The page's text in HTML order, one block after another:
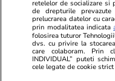
pentru Unitatea 2
Cernavodă
Știri România
retelelor de socializare si
de drepturile
prelucrarea datelor cu
prin modalitatea indicata
folosirea tuturor
dvs. cu privire la
care colaboram. Prin
INDIVIDUAL” puteti
cele legate de cookie